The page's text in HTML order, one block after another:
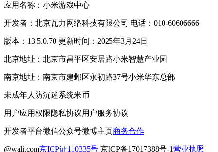
应用名称：小米游戏中心
开发者：北京瓦力网络科技有限公司 电话：010-60606666
版本：13.5.0.70 更新时间：2025年3月24日
北京地址：北京市昌平区安居路小米智慧产业园
南京地址：南京市建邺区永初路37号小米华东总部
未成年人防沉迷系统米币
用户应用权限隐私协议用户服务协议
开发者平台微信公众号微博主页商务合作
@wali.com京ICP证110335号 京ICP备17017388号-1营业执照